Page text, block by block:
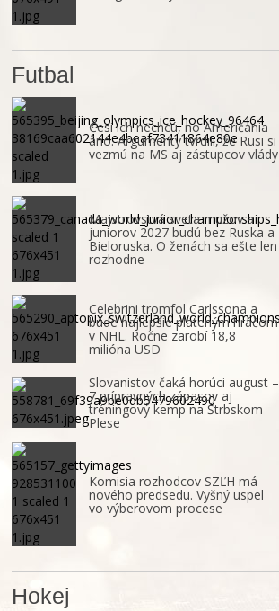
Futbal
Česi ich nechcú, no Američania
áno. Argumenty tvrdili, že Rusi si
vezmú na MS aj zástupcov vlády
Majstrovstvá sveta mužov a
juniorov 2027 budú bez Ruska a
Bieloruska. O ženách sa ešte len
rozhodne
Celebrini tromfol Carlssona a
bude najlepšie plateným hráčom
v NHL. Ročne zarobí 18,8
milióna USD
Slovanistov čaká horúci august –
7 prípravných zápasov aj
tréningový kemp na Štrbskom
Plese
Komisia rozhodcov SZĽH má
nového predsedu. Vyšný uspel
vo výberovom procese
Hokej